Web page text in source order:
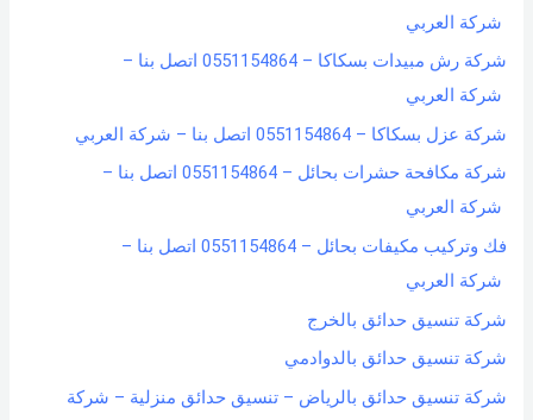
شركة العربي
شركة رش مبيدات بسكاكا – 0551154864 اتصل بنا –
شركة العربي
شركة عزل بسكاكا – 0551154864 اتصل بنا – شركة العربي
شركة مكافحة حشرات بحائل – 0551154864 اتصل بنا –
شركة العربي
فك وتركيب مكيفات بحائل – 0551154864 اتصل بنا –
شركة العربي
شركة تنسيق حدائق بالخرج
شركة تنسيق حدائق بالدوادمي
شركة تنسيق حدائق بالرياض – تنسيق حدائق منزلية – شركة